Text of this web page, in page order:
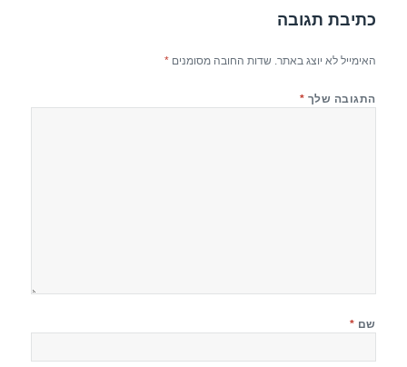
k
כתיבת תגובה
האימייל לא יוצג באתר. שדות החובה מסומנים*
התגובה שלך *
שם *